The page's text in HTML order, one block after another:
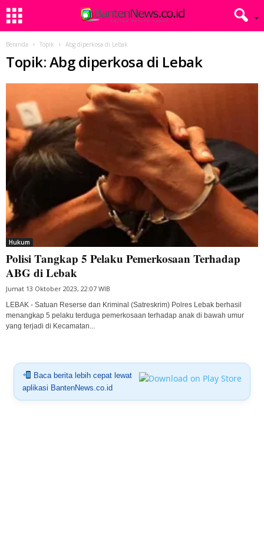
Beranda Topik Abg diperkosa di Lebak
Topik: Abg diperkosa di Lebak
Hukum
Polisi Tangkap 5 Pelaku Pemerkosaan Terhadap
ABG di Lebak
Jumat 13 Oktober 2023, 22:07 WIB
LEBAK - Satuan Reserse dan Kriminal (Satreskrim) Polres Lebak berhasil
menangkap 5 pelaku terduga pemerkosaan terhadap anak di bawah umur
yang terjadi di Kecamatan...
Baca berita lebih cepat lewat
aplikasi BantenNews.co.id